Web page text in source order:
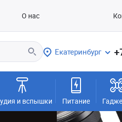
О нас
Екатеринбург
и вспышки Питание